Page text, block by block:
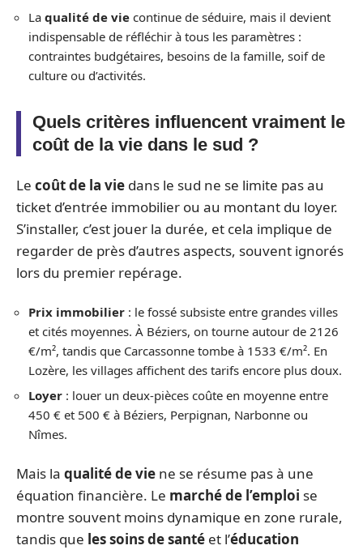
La qualité de vie continue de séduire, mais il devient
indispensable de réfléchir à tous les paramètres :
contraintes budgétaires, besoins de la famille, soif de
culture ou d’activités.
Quels critères influencent vraiment le
coût de la vie dans le sud ?
Le coût de la vie dans le sud ne se limite pas au
ticket d’entrée immobilier ou au montant du loyer.
S’installer, c’est jouer la durée, et cela implique de
regarder de près d’autres aspects, souvent ignorés
lors du premier repérage.
Prix immobilier : le fossé subsiste entre grandes villes
et cités moyennes. À Béziers, on tourne autour de 2126
€/m², tandis que Carcassonne tombe à 1533 €/m². En
Lozère, les villages affichent des tarifs encore plus doux.
Loyer : louer un deux-pièces coûte en moyenne entre
450 € et 500 € à Béziers, Perpignan, Narbonne ou
Nîmes.
Mais la qualité de vie ne se résume pas à une
équation financière. Le marché de l’emploi se
montre souvent moins dynamique en zone rurale,
tandis que les soins de santé et l’éducation